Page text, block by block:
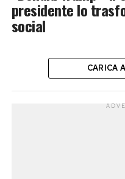
presidente lo
social
CARICA